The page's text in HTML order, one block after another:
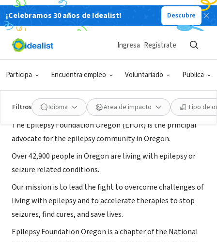
¡Celebramos 30 años de Idealist! Descubre
Participa Encuentra empleo Voluntariado Publica
Ingresa Regístrate
Filtros Idioma Área de impacto Tipo de
ORGANIZACIÓN SIN FIN DE LUCRO
Epilepsy Foundation Oregon
Acerca de
The Epilepsy Foundation Oregon (EFOR) is the principal
advocate for the epilepsy community in Oregon.
Over 42,900 people in Oregon are living with epilepsy or
seizure related conditions.
Our mission is to lead the fight to overcome challenges of
living with epilepsy and to accelerate therapies to stop
seizures, find cures, and save lives.
Epilepsy Foundation Oregon is a chapter of the National